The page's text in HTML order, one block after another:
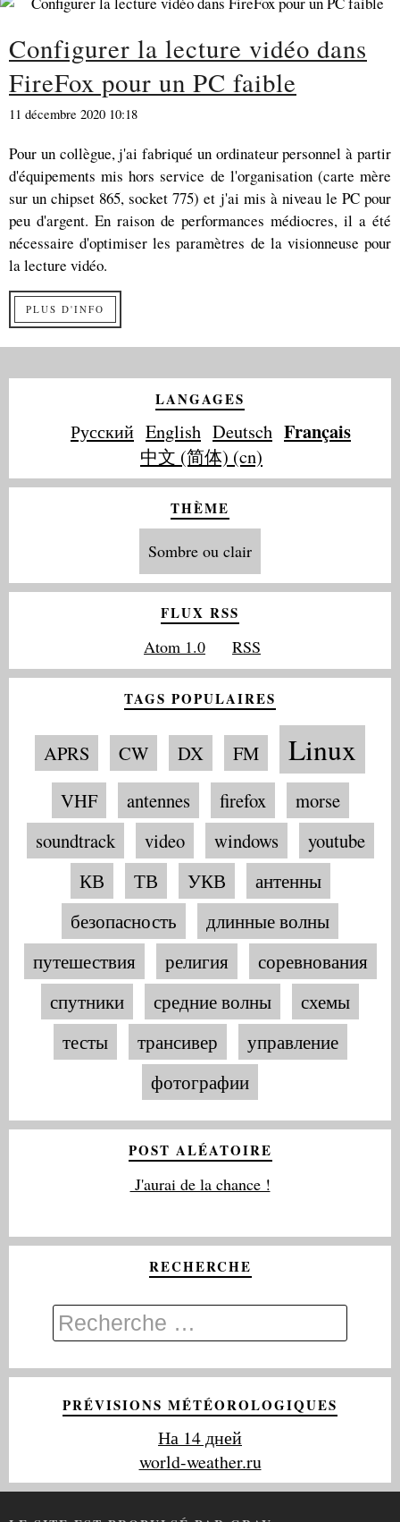
Configurer la lecture vidéo dans
FireFox pour un PC faible
11 décembre 2020 10:18
Pour un collègue, j'ai fabriqué un ordinateur personnel à partir
d'équipements mis hors service de l'organisation (carte mère
sur un chipset 865, socket 775) et j'ai mis à niveau le PC pour
peu d'argent. En raison de performances médiocres, il a été
nécessaire d'optimiser les paramètres de la visionneuse pour
la lecture vidéo.
PLUS D'INFO
LANGAGES
Русский English Deutsch Français
中文 (简体) (cn)
THÈME
Sombre ou clair
FLUX RSS
Atom 1.0 RSS
TAGS POPULAIRES
APRS CW DX FM Linux
VHF antennes firefox
morse
soundtrack
video windows
youtube
КВ
ТВ УКВ
антенны
безопасность
длинные волны
путешествия
религия
соревнования
спутники
средние волны
схемы
тесты
трансивер
управление
фотографии
POST ALÉATOIRE
J'aurai de la chance !
RECHERCHE
PRÉVISIONS MÉTÉOROLOGIQUES
На 14 дней
world-weather.ru